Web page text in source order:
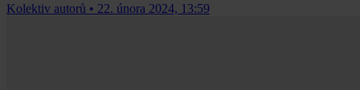
Kolektiv autorů • 22. února 2024, 13:59